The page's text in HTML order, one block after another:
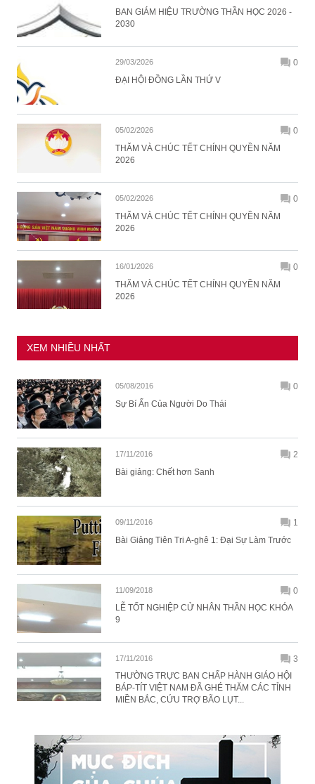
BAN GIÁM HIỆU TRƯỜNG THẦN HỌC 2026 -
2030
29/03/2026
0
ĐẠI HỘI ĐỒNG LẦN THỨ V
05/02/2026
0
THĂM VÀ CHÚC TẾT CHÍNH QUYỀN NĂM
2026
05/02/2026
0
THĂM VÀ CHÚC TẾT CHÍNH QUYỀN NĂM
2026
16/01/2026
0
THĂM VÀ CHÚC TẾT CHÍNH QUYỀN NĂM
2026
XEM NHIỀU NHẤT
05/08/2016
0
Sự Bí Ẩn Của Người Do Thái
17/11/2016
2
Bài giảng: Chết hơn Sanh
09/11/2016
1
Bài Giảng Tiên Tri A-ghê 1: Đại Sự Làm Trước
11/09/2018
0
LỄ TỐT NGHIỆP CỬ NHÂN THẦN HỌC KHÓA
9
17/11/2016
3
THƯỜNG TRỰC BAN CHẤP HÀNH GIÁO HỘI
BÁP-TÍT VIỆT NAM ĐÃ GHÉ THĂM CÁC TỈNH
MIỀN BẮC, CỨU TRỢ BÃO LỤT...